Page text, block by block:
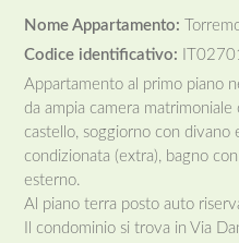
Nome Appartamento:
Codice identificativo:
Appartamento al primo piano
da ampia camera
castello, soggiorno con divano
condizionata (extra), bagno
esterno.
Al piano terra posto auto
Il condominio si trova in Via